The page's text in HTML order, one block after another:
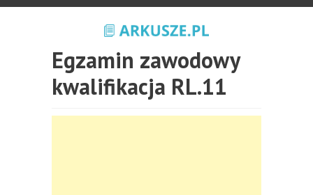
Egzamin zawodowy
kwalifikacja RL.11